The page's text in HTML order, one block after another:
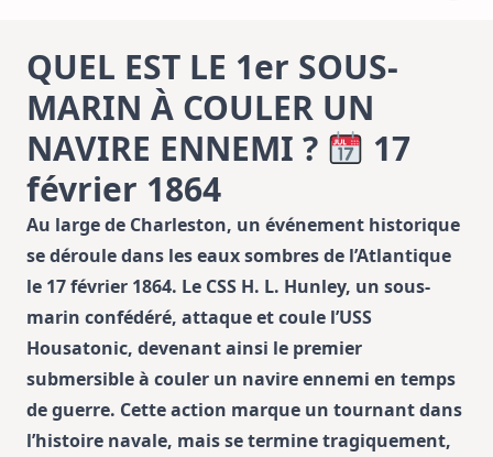
QUEL EST LE 1er SOUS-
MARIN À COULER UN
NAVIRE ENNEMI ?
17
février 1864
Au large de Charleston, un événement historique
se déroule dans les eaux sombres de l’Atlantique
le 17 février 1864. Le CSS H. L. Hunley, un sous-
marin confédéré, attaque et coule l’USS
Housatonic, devenant ainsi le premier
submersible à couler un navire ennemi en temps
de guerre. Cette action marque un tournant dans
l’histoire navale, mais se termine tragiquement,